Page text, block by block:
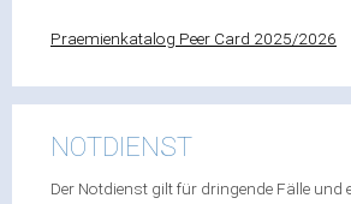
Praemienkatalog Peer Card 2025/2026
NOTDIENST
Der Notdienst gilt für dringende Fälle und